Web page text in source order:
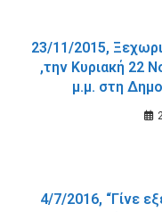
23/11/2015,
,την Κυριακή 22
μ.μ. στη
4/7/2016, “Γίνε